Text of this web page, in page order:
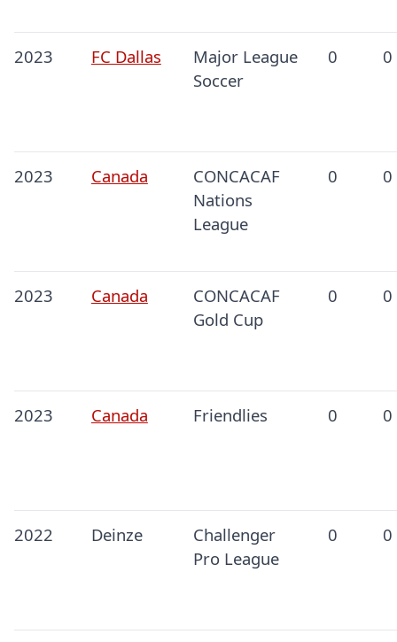
2023 FC Dallas
Major League
Soccer
0 0
2023 Canada
CONCACAF
Nations
League
0 0
2023 Canada
CONCACAF
Gold Cup
0 0
2023 Canada Friendlies 0 0
2022 Deinze
Challenger
Pro League
0 0